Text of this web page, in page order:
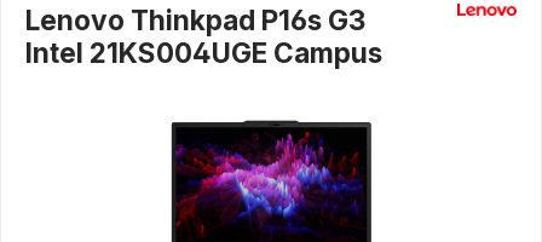
Lenovo Thinkpad P16s G3
Intel 21KS004UGE Campus